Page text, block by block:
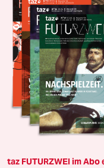
taz FUTURZWEI im